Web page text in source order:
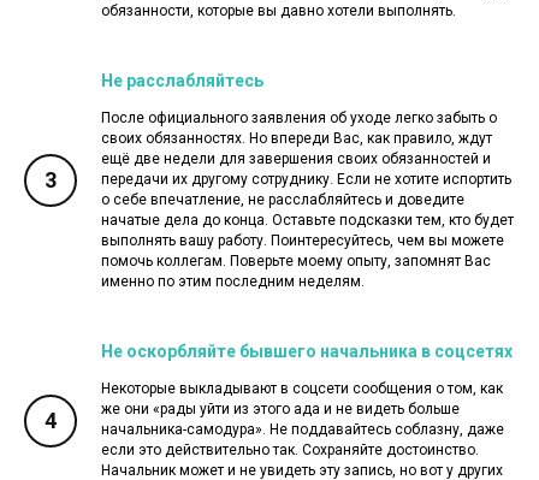
обязанности, которые вы давно хотели выполнять.
3
Не расслабляйтесь
После официального заявления об уходе легко забыть о
своих обязанностях. Но впереди Вас, как правило, ждут
ещё две недели для завершения своих обязанностей и
передачи их другому сотруднику. Если не хотите испортить
о себе впечатление, не расслабляйтесь и доведите
начатые дела до конца. Оставьте подсказки тем, кто будет
выполнять вашу работу. Поинтересуйтесь, чем вы можете
помочь коллегам. Поверьте моему опыту, запомнят Вас
именно по этим последним неделям.
4
Не оскорбляйте бывшего начальника в соцсетях
Некоторые выкладывают в соцсети сообщения о том, как
же они «рады уйти из этого ада и не видеть больше
начальника-самодура». Не поддавайтесь соблазну, даже
если это действительно так. Сохраняйте достоинство.
Начальник может и не увидеть эту запись, но вот у других